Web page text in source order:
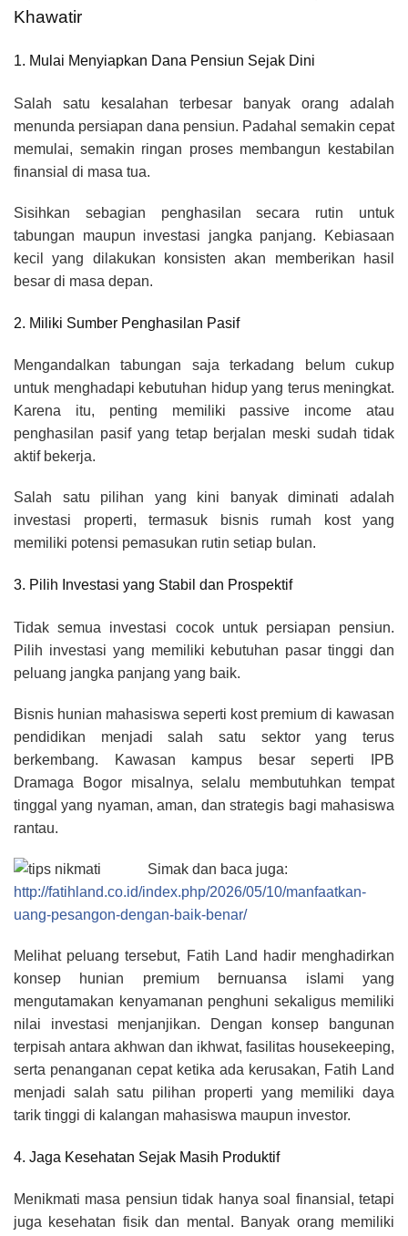
Khawatir
1. Mulai Menyiapkan Dana Pensiun Sejak Dini
Salah satu kesalahan terbesar banyak orang adalah
menunda persiapan dana pensiun. Padahal semakin cepat
memulai, semakin ringan proses membangun kestabilan
finansial di masa tua.
Sisihkan sebagian penghasilan secara rutin untuk
tabungan maupun investasi jangka panjang. Kebiasaan
kecil yang dilakukan konsisten akan memberikan hasil
besar di masa depan.
2. Miliki Sumber Penghasilan Pasif
Mengandalkan tabungan saja terkadang belum cukup
untuk menghadapi kebutuhan hidup yang terus meningkat.
Karena itu, penting memiliki passive income atau
penghasilan pasif yang tetap berjalan meski sudah tidak
aktif bekerja.
Salah satu pilihan yang kini banyak diminati adalah
investasi properti, termasuk bisnis rumah kost yang
memiliki potensi pemasukan rutin setiap bulan.
3. Pilih Investasi yang Stabil dan Prospektif
Tidak semua investasi cocok untuk persiapan pensiun.
Pilih investasi yang memiliki kebutuhan pasar tinggi dan
peluang jangka panjang yang baik.
Bisnis hunian mahasiswa seperti kost premium di kawasan
pendidikan menjadi salah satu sektor yang terus
berkembang. Kawasan kampus besar seperti IPB
Dramaga Bogor misalnya, selalu membutuhkan tempat
tinggal yang nyaman, aman, dan strategis bagi mahasiswa
rantau.
Simak dan baca juga:
http://fatihland.co.id/index.php/2026/05/10/manfaatkan-
uang-pesangon-dengan-baik-benar/
Melihat peluang tersebut, Fatih Land hadir menghadirkan
konsep hunian premium bernuansa islami yang
mengutamakan kenyamanan penghuni sekaligus memiliki
nilai investasi menjanjikan. Dengan konsep bangunan
terpisah antara akhwan dan ikhwat, fasilitas housekeeping,
serta penanganan cepat ketika ada kerusakan, Fatih Land
menjadi salah satu pilihan properti yang memiliki daya
tarik tinggi di kalangan mahasiswa maupun investor.
4. Jaga Kesehatan Sejak Masih Produktif
Menikmati masa pensiun tidak hanya soal finansial, tetapi
juga kesehatan fisik dan mental. Banyak orang memiliki